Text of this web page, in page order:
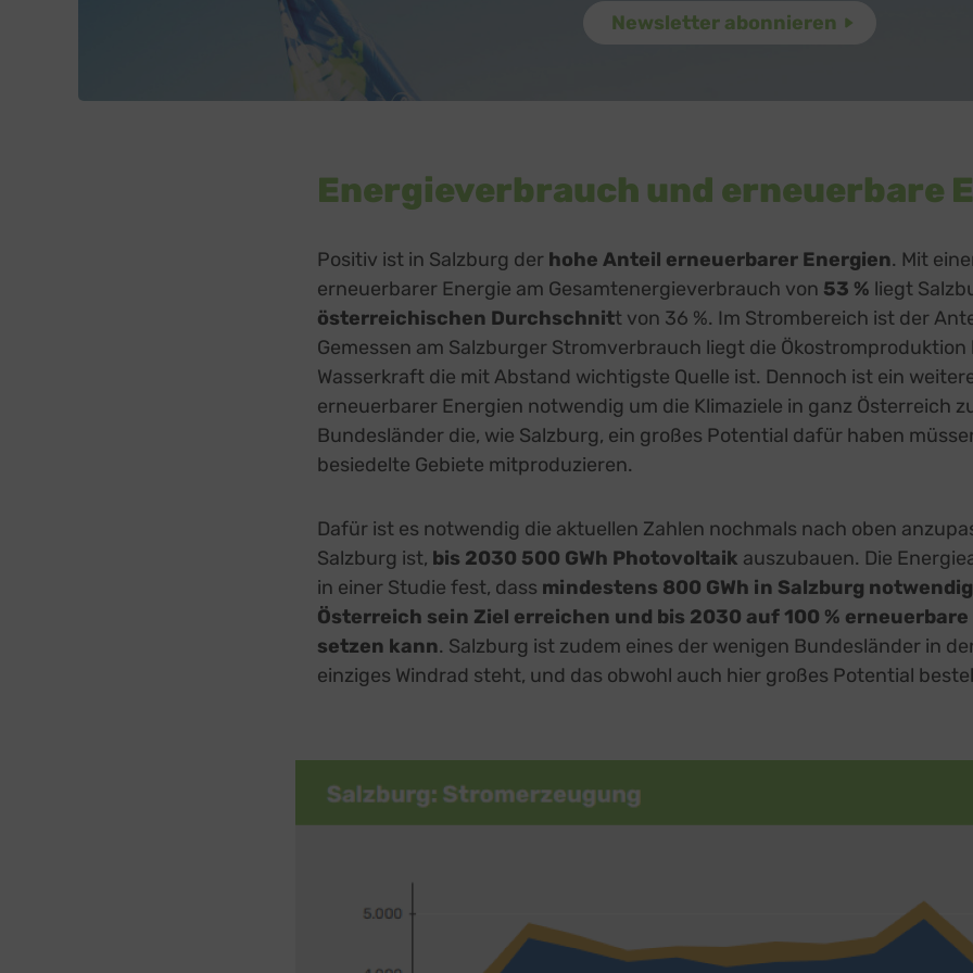
Energieverbrauch und erneuerbare
Positiv ist in Salzburg der hohe Anteil erneuerbarer Energien. Mit
erneuerbarer Energie am Gesamtenergieverbrauch von 53 % liegt
österreichischen Durchschnitt von 36 %. Im Strombereich ist der
Gemessen am Salzburger Stromverbrauch liegt die Ökostromproduktion
Wasserkraft die mit Abstand wichtigste Quelle ist. Dennoch ist ein
erneuerbarer Energien notwendig um die Klimaziele in ganz Österreich
Bundesländer die, wie Salzburg, ein großes Potential dafür haben
besiedelte Gebiete mitproduzieren.
Dafür ist es notwendig die aktuellen Zahlen nochmals nach oben
Salzburg ist, bis 2030 500 GWh Photovoltaik auszubauen. Die
in einer Studie fest, dass mindestens 800 GWh in Salzburg notwendig
Österreich sein Ziel erreichen und bis 2030 auf 100 %
setzen kann. Salzburg ist zudem eines der wenigen Bundesländer in
einziges Windrad steht, und das obwohl auch hier großes Potential
Einbindung zusätzlicher Informationen
Google Ireland Limited, Irland
Open Street Map
Spotteron Maps
Spotteron GmbH, Österreich
Details
Typeform
TYPEFORM S.L., Spanien
Vimeo
Details
Google Ireland Limited, Irland
Details